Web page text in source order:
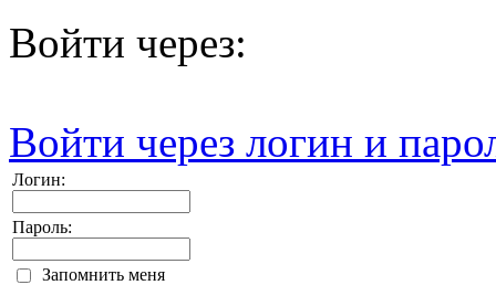
Войти через:
Войти через логин и
Логин:
Пароль:
Запомнить меня